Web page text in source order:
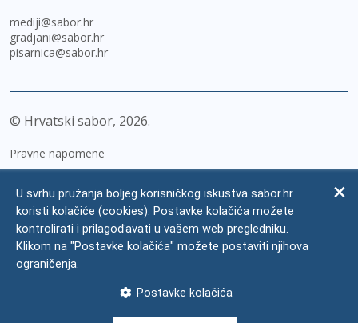
mediji@sabor.hr
gradjani@sabor.hr
pisarnica@sabor.hr
© Hrvatski sabor, 2026
Pravne napomene
Zaštita osobnih podataka
Impressum
Česta pitanja
U svrhu pružanja boljeg korisničkog iskustva sabor.hr
koristi kolačiće (cookies). Postavke kolačića možete
kontrolirati i prilagođavati u vašem web pregledniku.
Klikom na "Postavke kolačića" možete postaviti njihova
ograničenja.
Postavke kolačića